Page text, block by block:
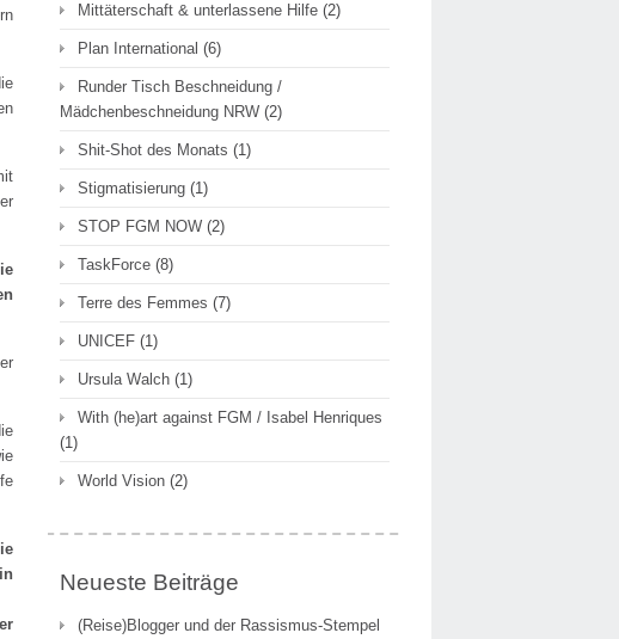
Mittäterschaft & unterlassene Hilfe (2)
Plan International (6)
Runder Tisch Beschneidung /
Mädchenbeschneidung NRW (2)
Shit-Shot des Monats (1)
Stigmatisierung (1)
STOP FGM NOW (2)
TaskForce (8)
Terre des Femmes (7)
UNICEF (1)
Ursula Walch (1)
With (he)art against FGM / Isabel Henriques
(1)
World Vision (2)
Neueste Beiträge
(Reise)Blogger und der Rassismus-Stempel